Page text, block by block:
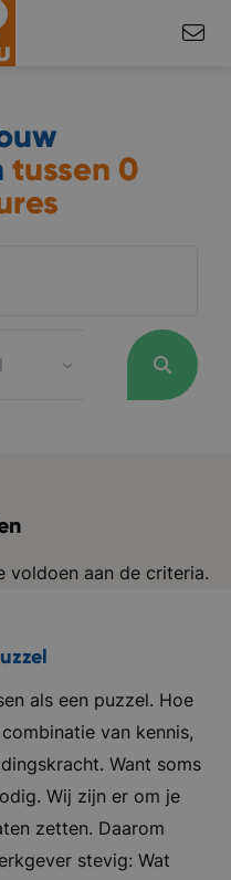
tussen 0
voldoen aan de criteria.
als een puzzel. Hoe
van kennis,
Want soms
Wij zijn er om je
zetten. Daarom
stevig: Wat